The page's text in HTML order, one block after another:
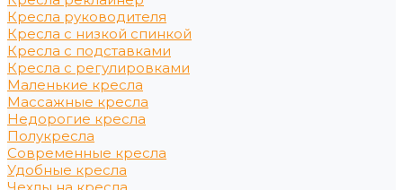
Кресла руководителя
Кресла с низкой спинкой
Кресла с подставками
Кресла с регулировками
Маленькие кресла
Массажные кресла
Недорогие кресла
Полукресла
Современные кресла
Удобные кресла